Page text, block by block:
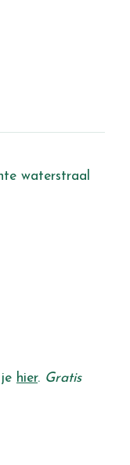
waterstraal
hier. Gratis